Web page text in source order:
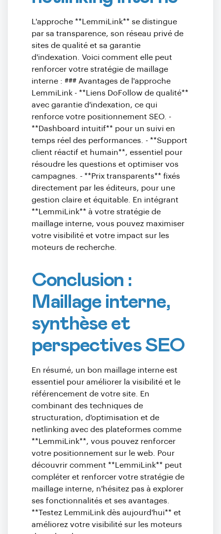
L'approche **LemmiLink** se distingue
par sa transparence, son réseau privé de
sites de qualité et sa garantie
d'indexation. Voici comment elle peut
renforcer votre stratégie de maillage
interne : ### Avantages de l'approche
LemmiLink - **Liens DoFollow de qualité**
avec garantie d'indexation, ce qui
renforce votre positionnement SEO. -
**Dashboard intuitif** pour un suivi en
temps réel des performances. - **Support
client réactif et humain**, essentiel pour
résoudre les questions et optimiser vos
campagnes. - **Prix transparents** fixés
directement par les éditeurs, pour une
gestion claire et équitable. En intégrant
**LemmiLink** à votre stratégie de
maillage interne, vous pouvez maximiser
votre visibilité et votre impact sur les
moteurs de recherche.
Conclusion :
Maillage interne,
synthèse et
perspectives SEO
En résumé, un bon maillage interne est
essentiel pour améliorer la visibilité et le
référencement de votre site. En
combinant des techniques de
structuration, d'optimisation et de
netlinking avec des plateformes comme
**LemmiLink**, vous pouvez renforcer
votre positionnement sur le web. Pour
découvrir comment **LemmiLink** peut
compléter et renforcer votre stratégie de
maillage interne, n'hésitez pas à explorer
ses fonctionnalités et ses avantages.
**Testez LemmiLink dès aujourd'hui** et
améliorez votre visibilité sur les moteurs